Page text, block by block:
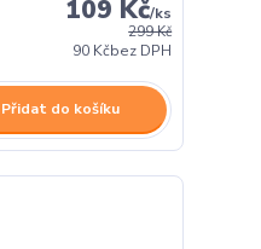
299 Kč
109 Kč/ks
90 Kčbez DPH
Přidat do košíku